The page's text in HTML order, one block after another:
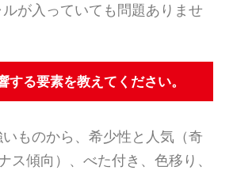
が入っていても問題ありませ
る要素を教えてください。
ものから、希少性と人気（奇
ス傾向）、べた付き、色移り、